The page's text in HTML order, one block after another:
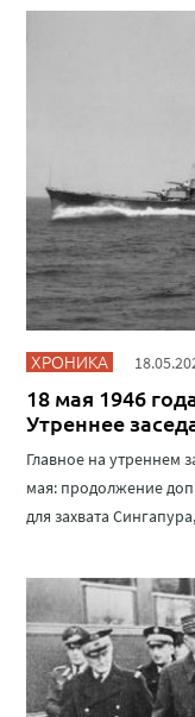
ХРОНИКА
18 мая 1946
Утреннее
Главное на утреннем
мая: продолжение
для захвата